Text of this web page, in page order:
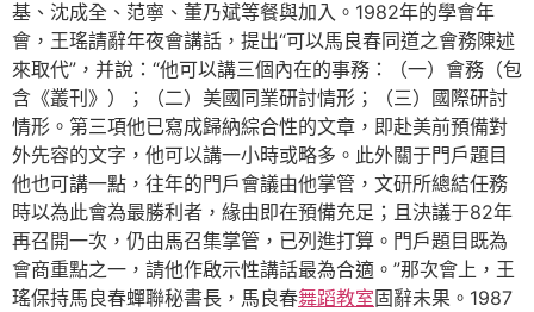
基、沈成全、范寧、董乃斌等餐與加入。1982年的學會年
會，王瑤請辭年夜會講話，提出“可以馬良春同道之會務陳述
來取代”，并說：“他可以講三個內在的事務：（一）會務（包
含《叢刊》）；（二）美國同業研討情形；（三）國際研討
情形。第三項他已寫成歸納綜合性的文章，即赴美前預備對
外先容的文字，他可以講一小時或略多。此外關于門戶題目
他也可講一點，往年的門戶會議由他掌管，文研所總結任務
時以為此會為最勝利者，緣由即在預備充足；且決議于82年
再召開一次，仍由馬召集掌管，已列進打算。門戶題目既為
會商重點之一，請他作啟示性講話最為合適。”那次會上，王
瑤保持馬良春蟬聯秘書長，馬良春舞蹈教室固辭未果。1987